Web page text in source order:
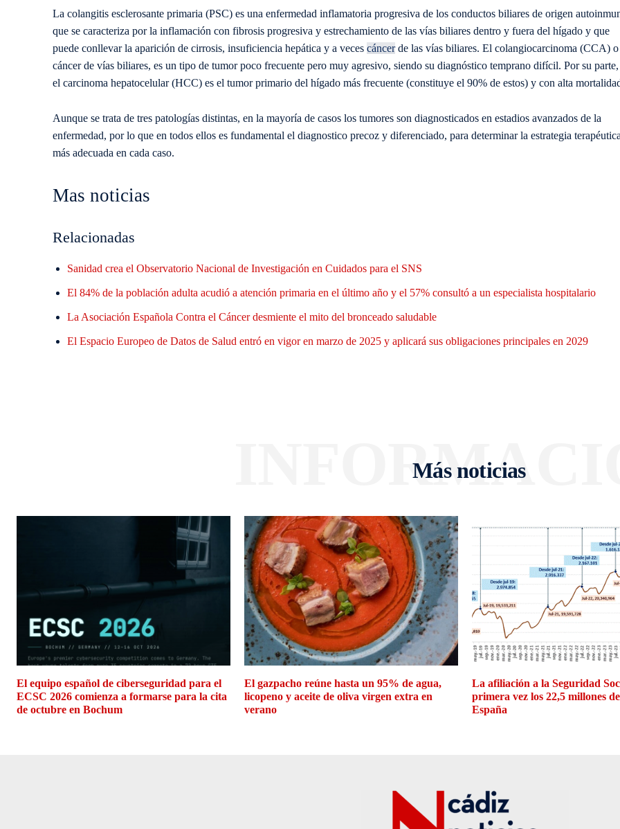
La colangitis esclerosante primaria (PSC) es una enfermedad inflamatoria progresiva de los conductos biliares de origen
que se caracteriza por la inflamación con fibrosis progresiva y estrechamiento de las vías biliares dentro y fuera del hígado y que
puede conllevar la aparición de cirrosis, insuficiencia hepática y a veces cáncerde las vías biliares. El colangiocarcinoma (CCA) o
cáncer de vías biliares, es un tipo de tumor poco frecuente pero muy agresivo, siendo su diagnóstico temprano difícil. Por su parte,
el carcinoma hepatocelular (HCC) es el tumor primario del hígado más frecuente (constituye el 90% de estos) y con alta
Aunque se trata de tres patologías distintas, en la mayoría de casos los tumores son diagnosticados en estadios avanzados de la
enfermedad, por lo que en todos ellos es fundamental el diagnostico precoz y diferenciado, para determinar la estrategia
más adecuada en cada caso.
Mas noticias
Relacionadas
Sanidad crea el Observatorio Nacional de Investigación en Cuidados para el SNS
El 84% de la población adulta acudió a atención primaria en el último año y el 57% consultó a un especialista hospitalario
La Asociación Española Contra el Cáncer desmiente el mito del bronceado saludable
El Espacio Europeo de Datos de Salud entró en vigor en marzo de 2025 y aplicará sus obligaciones principales en 2029
Más noticias
El equipo español de ciberseguridad para el
ECSC 2026 comienza a formarse para la cita
de octubre en Bochum
El gazpacho reúne hasta un 95% de agua,
licopeno y aceite de oliva virgen extra en
verano
La afiliación a la Seguridad
primera vez los 22,5 millones
España